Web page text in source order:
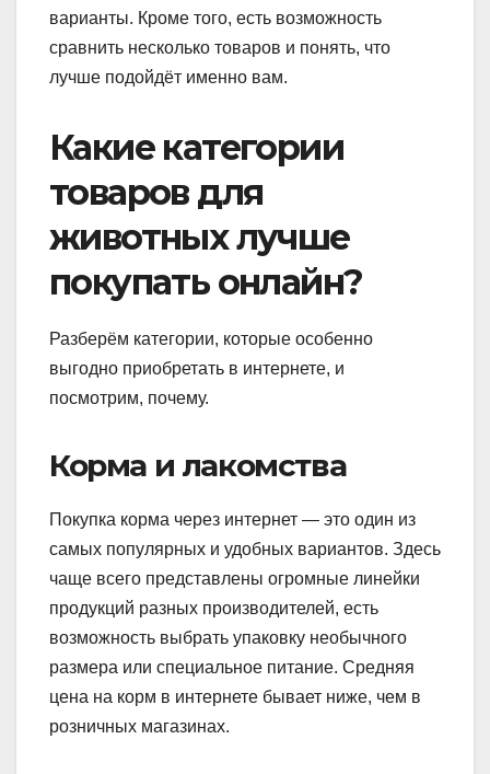
варианты. Кроме того, есть возможность
сравнить несколько товаров и понять, что
лучше подойдёт именно вам.
Какие категории
товаров для
животных лучше
покупать онлайн?
Разберём категории, которые особенно
выгодно приобретать в интернете, и
посмотрим, почему.
Корма и лакомства
Покупка корма через интернет — это один из
самых популярных и удобных вариантов. Здесь
чаще всего представлены огромные линейки
продукций разных производителей, есть
возможность выбрать упаковку необычного
размера или специальное питание. Средняя
цена на корм в интернете бывает ниже, чем в
розничных магазинах.